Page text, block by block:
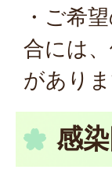
・ご希
合には
があり
感